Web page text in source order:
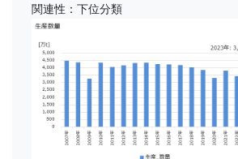
関連性：下位分類